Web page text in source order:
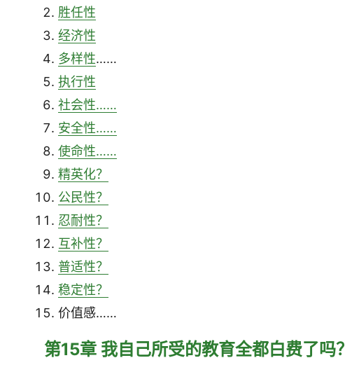
胜任性
经济性
多样性……
执行性
社会性……
安全性……
使命性……
精英化？
公民性？
忍耐性？
互补性？
普适性？
稳定性？
价值感……
第15章 我自己所受的教育全都白费了吗？